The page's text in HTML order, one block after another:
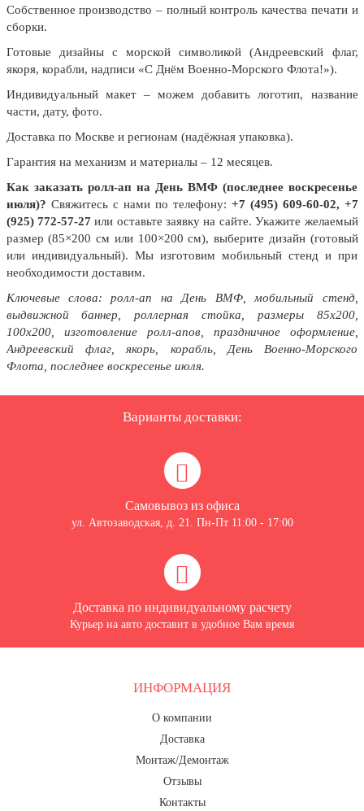
3 июля, День ГАИ (ГИБДД)
8 июля, День Семьи Любви и
День рыбака (второе воскресенье
июля)
День ВМФ (последнее воскресенье
2 августа, День ВДВ
Собственное производство – полный контроль качества печати и
сборки.
Готовые дизайны с морской символикой (Андреевский флаг,
якоря, корабли, надписи «С Днём Военно-Морского Флота!»).
Индивидуальный макет – можем добавить логотип, название
части, дату, фото.
Доставка по Москве и регионам (надёжная упаковка).
Гарантия на механизм и материалы – 12 месяцев.
Как заказать ролл-ап на День ВМФ (последнее воскресенье
июля)? Свяжитесь с нами по телефону: +7 (495) 609-60-02, +7
(925) 772-57-27 или оставьте заявку на сайте. Укажите желаемый
размер (85×200 см или 100×200 см), выберите дизайн (готовый
или индивидуальный). Мы изготовим мобильный стенд и при
необходимости доставим.
Ключевые слова: ролл-ап на День ВМФ, мобильный стенд,
выдвижной баннер, роллерная стойка, размеры 85х200,
100х200, изготовление ролл-апов, праздничное оформление,
Андреевский флаг, якорь, корабль, День Военно-Морского
Флота, последнее воскресенье июля.
Варианты доставки:
Самовывоз из офиса
ул. Автозаводская, д. 21. Пн-Пт 11:00 - 17:00
Доставка по индивидуальному расчету
Курьер на авто доставит в удобное Вам время
ИНФОРМАЦИЯ
О компании
Доставка
Монтаж/Демонтаж
Отзывы
Контакты